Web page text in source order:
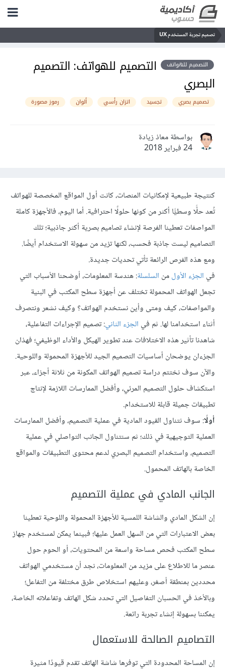
تصميم تجربة المستخدم UX
التصميم للهواتف
التصميم للهواتف: التصميم
البصري
تصميم بصري تجسيد اتزان رأسي ألوان رموز مصورة
بواسطة معاذ زيادة
24 فبراير 2018
كنتيجة طبيعية لإمكانيات المنصات، كانت أول المواقع المخصصة للهواتف
تُعد حلًّا وسطيًّا أكثر من كونها حلولًا احترافية. أما اليوم، فالأجهزة كاملة
المواصفات تعطينا الفرصة لإنشاء تصاميم بصرية أكثر جاذبية؛ تلك
التصاميم ليست جاذبة فحسب، لكنها تزيد من سهولة الاستخدام أيضًا.
ومع هذه الفرص الرائعة تأتي تحديات جديدة.
في الجزء الأولمن السلسلة: هندسة المعلومات، أوضحنا الأسباب التي
تجعل الهواتف المحمولة تختلف عن أجهزة سطح المكتب في البنية
والمواصفات، كيف ومتى وأين نستخدم الهواتف؟ وكيف نشعر ونتصرف
أثناء استخدامنا لها. ثم في الجزء الثاني: تصميم الإجراءات التفاعلية،
شاهدنا تأثير هذه الاختلافات عند تطوير الهيكل والأداء الوظيفي؛ فهذان
الجزءان يوضحان أساسيات التصميم الجيد للأجهزة المحمولة واللوحية.
والآن سوف نختتم دراسة تصميم الهواتف المكونة من ثلاثة أجزاء، عبر
استكشاف حلول التصميم المرئي، وأفضل الممارسات اللازمة لإنتاج
تطبيقات جميلة قابلة للاستخدام.
أولًا: سوف نتناول القيود المادية في عملية التصميم، وأفضل الممارسات
العملية التوجيهية في ذلك؛ ثم سنتناول الجانب التواصلي في عملية
التصميم، واستخدام التصميم البصري لدعم محتوى التطبيقات والمواقع
الخاصة بالهاتف المحمول.
الجانب المادي في عملية التصميم
إن الشكل المادي والشاشة اللمسية للأجهزة المحمولة واللوحية تعطينا
بعض الاعتبارات التي من السهل العمل عليها؛ فبينما يمكن لمستخدم جهاز
سطح المكتب فحص مساحة واسعة من المحتويات، أو الحوم حول
عنصر ما للاطلاع على مزيد من المعلومات، نجد أن مستخدمي الهواتف
محددين بمنطقة أصغر، وعليهم استخلاص طرق مختلفة من التفاعل؛
وبالأخذ في الحسبان التفاصيل التي تحدد شكل الهاتف وتفاعلاته الخاصة،
يمكننا بسهولة إنشاء تجربة رائعة.
التصاميم الصالحة للاستعمال
إن المساحة المحدودة التي توفرها شاشة الهاتف تقدم قيودًا مثيرة